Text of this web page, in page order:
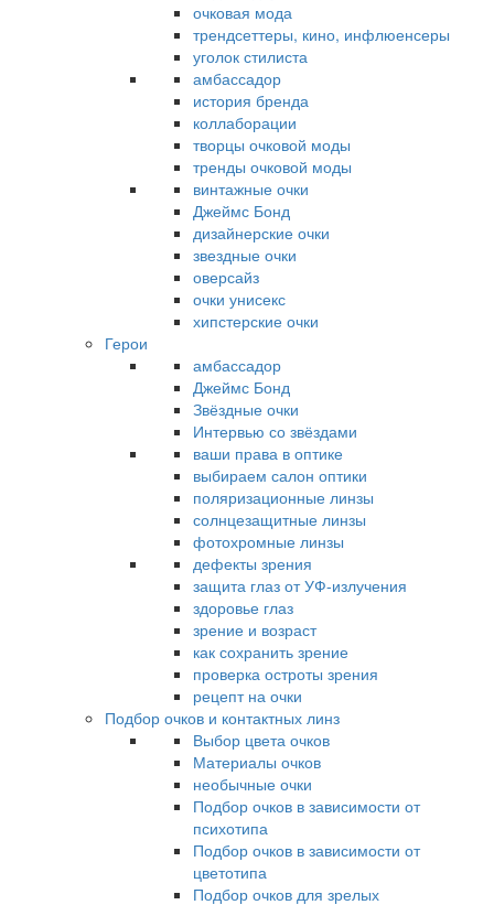
очковая мода
трендсеттеры, кино, инфлюенсеры
уголок стилиста
амбассадор
история бренда
коллаборации
творцы очковой моды
тренды очковой моды
винтажные очки
Джеймс Бонд
дизайнерские очки
звездные очки
оверсайз
очки унисекс
хипстерские очки
Герои
амбассадор
Джеймс Бонд
Звёздные очки
Интервью со звёздами
ваши права в оптике
выбираем салон оптики
поляризационные линзы
солнцезащитные линзы
фотохромные линзы
дефекты зрения
защита глаз от УФ-излучения
здоровье глаз
зрение и возраст
как сохранить зрение
проверка остроты зрения
рецепт на очки
Подбор очков и контактных линз
Выбор цвета очков
Материалы очков
необычные очки
Подбор очков в зависимости от
психотипа
Подбор очков в зависимости от
цветотипа
Подбор очков для зрелых